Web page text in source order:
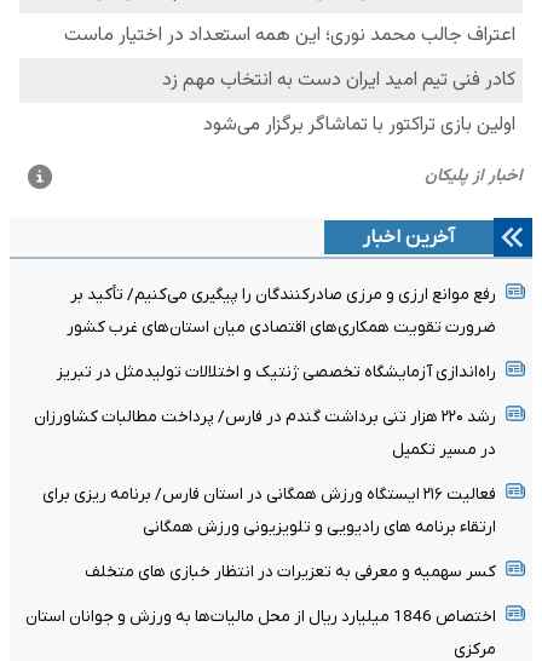
آخرین اخبار
رفع موانع ارزی و مرزی صادرکنندگان را پیگیری می‌کنیم/ تأکید بر
ضرورت تقویت همکاری‌های اقتصادی میان استان‌های غرب کشور
راه‌اندازی آزمایشگاه تخصصی ژنتیک و اختلالات تولیدمثل در تبریز
رشد ۲۲۰ هزار تنی برداشت گندم در فارس/ پرداخت مطالبات کشاورزان
در مسیر تکمیل
فعالیت ۲۱۶ ایستگاه ورزش همگانی در استان فارس/ برنامه ریزی برای
ارتقاء برنامه های رادیویی و تلویزیونی ورزش همگانی
کسر سهمیه و معرفی به تعزیرات در انتظار خبازی های متخلف
اختصاص 1846 میلیارد ریال از محل مالیات‌ها به ورزش و جوانان استان
مرکزی